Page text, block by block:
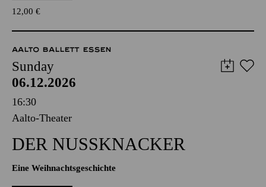
12,00 €
AALTO BALLETT ESSEN
Sunday
06.12.2026
16:30
Aalto-Theater
DER NUSSKNACKER
Eine Weihnachtsgeschichte